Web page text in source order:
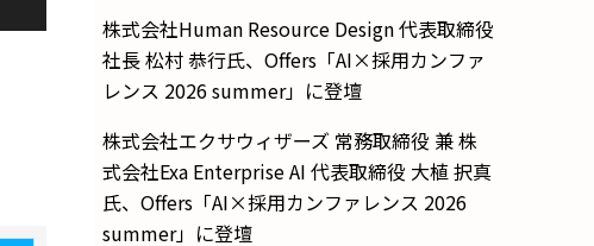
株式会社Human Resource Design 代表取締役
社長 松村 恭行氏、Offers「AI×採用カンファ
レンス 2026 summer」に登壇
株式会社エクサウィザーズ 常務取締役 兼 株
式会社Exa Enterprise AI 代表取締役 大植 択真
氏、Offers「AI×採用カンファレンス 2026
summer」に登壇